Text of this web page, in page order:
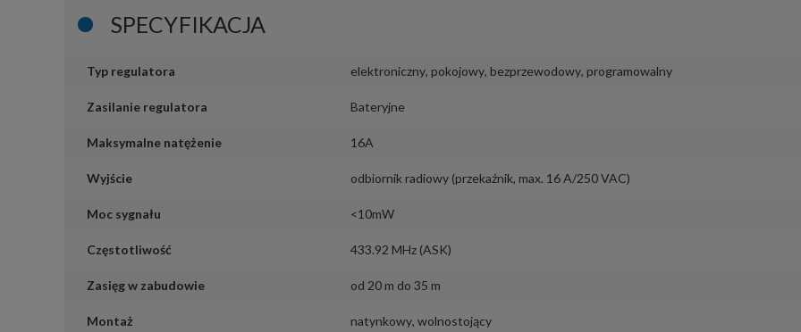
SPECYFIKACJA
Typ regulatora elektroniczny, pokojowy, bezprzewodowy, programowalny
Zasilanie regulatora Bateryjne
Maksymalne natężenie 16A
Wyjście odbiornik radiowy (przekaźnik, max. 16 A/250 VAC)
Moc sygnału <10mW
Częstotliwość 433.92 MHz (ASK)
Zasięg w zabudowie od 20 m do 35 m
Montaż natynkowy, wolnostojący